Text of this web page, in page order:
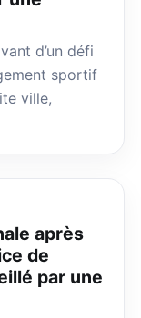
d’un défi
sportif
ville,
après
de
par une